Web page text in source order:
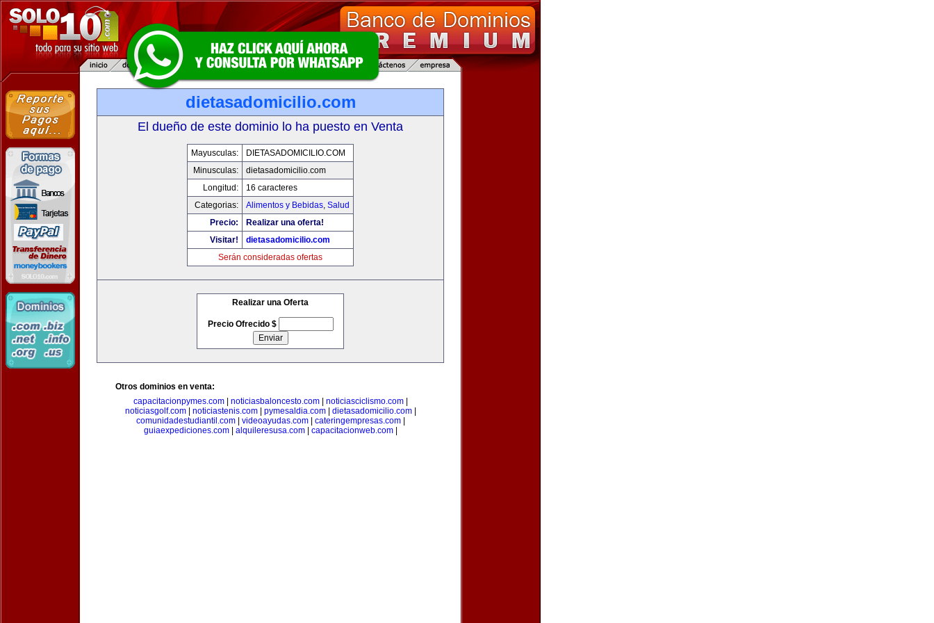
dietasadomicilio.com
El dueño de este dominio lo ha puesto en Venta
Mayusculas:
DIETASADOMICILIO.COM
Minusculas:
dietasadomicilio.com
Longitud:
16 caracteres
Categorias:
Alimentos y Bebidas, Salud
Precio:
Realizar una oferta!
Visitar!
dietasadomicilio.com
Serán consideradas ofertas
Realizar una Oferta
Precio Ofrecido $
Otros dominios en venta:
capacitacionpymes.com| noticiasbaloncesto.com| noticiasciclismo.com|
noticiasgolf.com| noticiastenis.com| pymesaldia.com| dietasadomicilio.com|
comunidadestudiantil.com| videoayudas.com| cateringempresas.com|
guiaexpediciones.com| alquileresusa.com| capacitacionweb.com|